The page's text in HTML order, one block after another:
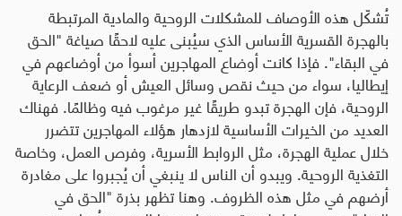
تُشكّل هذه الأوصاف للمشكلات الروحية والمادية المرتبطة
بالهجرة القسرية الأساس الذي سيُبنى عليه لاحقًا صياغة"الحق
في البقاء".فإذا كانت أوضاع المهاجرين أسوأ من أوضاعهم في
إيطاليا، سواء من حيث نقص وسائل العيش أو ضعف الرعاية
الروحية، فإن الهجرة تبدو طريقًا غير مرغوب فيه وظالمًا. فهناك
العديد من الخيرات الأساسية لازدهار هؤلاء المهاجرين تتضرر
خلال عملية الهجرة، مثل الروابط الأسرية، وفرص العمل، وخاصة
التغذية الروحية. ويبدو أن الناس لا ينبغي أن يُجبروا على مغادرة
أرضهم في مثل هذه الظروف. وهنا تظهر بذرة"الحق في